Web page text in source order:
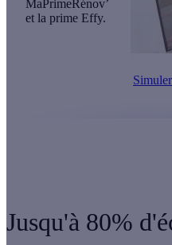
MaPrimeRénov’
et la prime Effy.
Jusqu'à 80%